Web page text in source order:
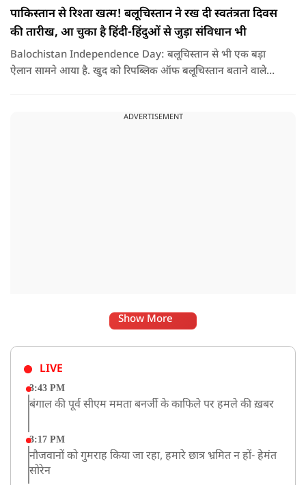
पाकिस्तान से रिश्ता खत्म! बलूचिस्तान ने रख दी स्वतंत्रता दिवस
की तारीख, आ चुका है हिंदी-हिंदुओं से जुड़ा संविधान भी
Balochistan Independence Day: बलूचिस्तान से भी एक बड़ा
ऐलान सामने आया है. खुद को रिपब्लिक ऑफ बलूचिस्तान बताने वाले
ADVERTISEMENT
Show More
LIVE
3:43 PM
बंगाल की पूर्व सीएम ममता बनर्जी के काफिले पर हमले की ख़बर
3:17 PM
नौजवानों को गुमराह किया जा रहा, हमारे छात्र भ्रमित न हों- हेमंत
सोरेन